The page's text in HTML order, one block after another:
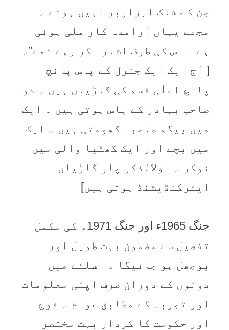
جن کے شاک ابزاربر نہیں ہوتے ۔
مجھے یہاں آرامدہ کار ملی ہوئی
ہے ۔ اس کی طرف اشارہ کر رہے تھے”۔
[ آج ایک ایک جنرل کے پاس پانچ
پانچ اعلٰی قسم کی گاڑیاں ہیں ۔ دو
صاحب بہادر کے پاس ہوتی ہیں ۔ ایک
میں بیگم صاحبہ گھومتی ہیں ۔ ایک
میں بچے اور ایک گھٹیا والی میں
نوکر ۔ اولالذکر چار گاڑیاں
ایئرکنڈیشنڈ ہوتی ہیں]
جنگ 1965ء اور جنگ 1971ء کی مکمل
تفصیل سے مضمون بہت طویل اور
بوجھل ہو جائیگا ۔ اسلئے میں
دونوں کے دوران صرف اپنی معلومات
اور تجربہ کے مطابق عوام ۔ فوج
اور حکومت کا کردار بہت مختصر